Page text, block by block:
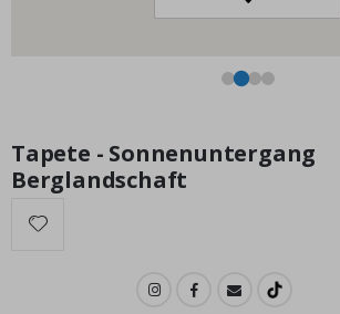
Tapete - Sonnenuntergang
Berglandschaft